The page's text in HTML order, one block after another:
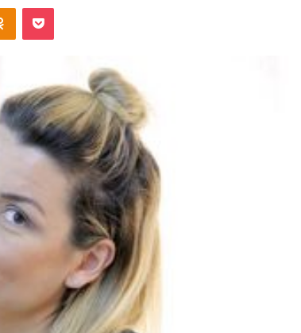
Odnoklassniki
Pocket